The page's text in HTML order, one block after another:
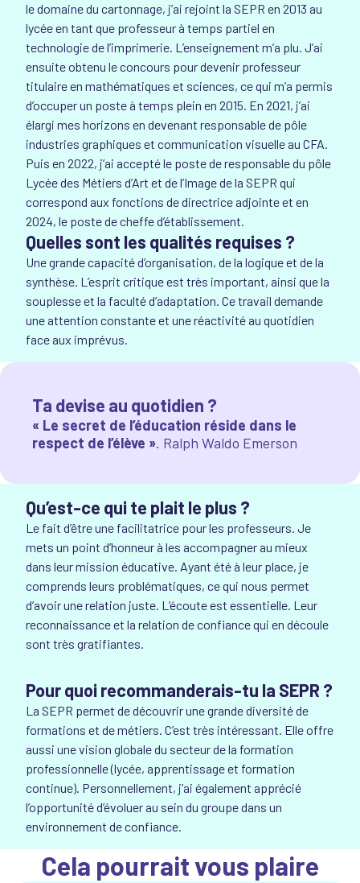
le domaine du cartonnage, j’ai rejoint la SEPR en 2013 au
lycée en tant que professeur à temps partiel en
technologie de l’imprimerie. L’enseignement m’a plu. J’ai
ensuite obtenu le concours pour devenir professeur
titulaire en mathématiques et sciences, ce qui m’a permis
d’occuper un poste à temps plein en 2015. En 2021, j’ai
élargi mes horizons en devenant responsable de pôle
industries graphiques et communication visuelle au CFA.
Puis en 2022, j’ai accepté le poste de responsable du pôle
Lycée des Métiers d’Art et de l’Image de la SEPR qui
correspond aux fonctions de directrice adjointe et en
2024, le poste de cheffe d’établissement.
Quelles sont les qualités requises ?
Une grande capacité d’organisation, de la logique et de la
synthèse. L’esprit critique est très important, ainsi que la
souplesse et la faculté d’adaptation. Ce travail demande
une attention constante et une réactivité au quotidien
face aux imprévus.
Ta devise au quotidien ?
« Le secret de l’éducation réside dans le
respect de l’élève ». Ralph Waldo Emerson
Pour quoi recommanderais-tu la SEPR ?
La SEPR permet de découvrir une grande diversité de
formations et de métiers. C’est très intéressant. Elle offre
aussi une vision globale du secteur de la formation
professionnelle (lycée, apprentissage et formation
continue). Personnellement, j’ai également apprécié
l’opportunité d’évoluer au sein du groupe dans un
environnement de confiance.
Qu’est-ce qui te plait le plus ?
Le fait d’être une facilitatrice pour les professeurs. Je
mets un point d’honneur à les accompagner au mieux
dans leur mission éducative. Ayant été à leur place, je
comprends leurs problématiques, ce qui nous permet
d’avoir une relation juste. L’écoute est essentielle. Leur
reconnaissance et la relation de confiance qui en découle
sont très gratifiantes.
Cela pourrait vous plaire